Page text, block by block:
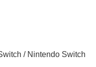
/ Nintendo Switch